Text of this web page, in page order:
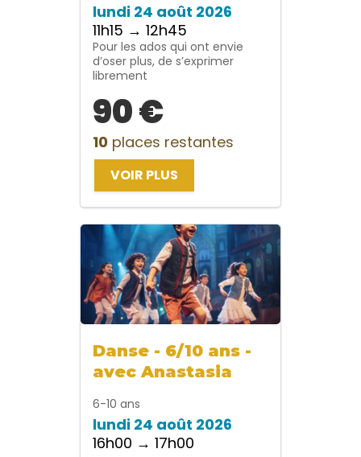
lundi 24 août 2026
11h15 → 12h45
Pour les ados qui ont envie
d’oser plus, de s’exprimer
librement
90 €
10 places restantes
VOIR PLUS
Danse - 6/10 ans -
avec Anastasia
6-10 ans
lundi 24 août 2026
16h00 → 17h00